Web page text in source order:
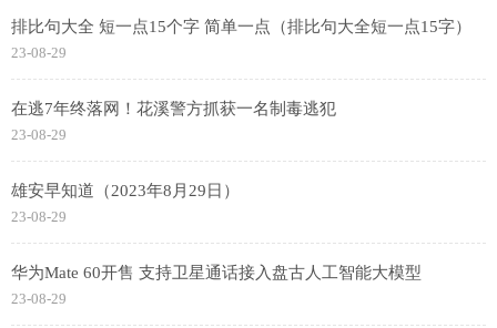
排比句大全 短一点15个字 简单一点（排比句大全短一点15字）
23-08-29
在逃7年终落网！花溪警方抓获一名制毒逃犯
23-08-29
雄安早知道（2023年8月29日）
23-08-29
华为Mate 60开售 支持卫星通话接入盘古人工智能大模型
23-08-29